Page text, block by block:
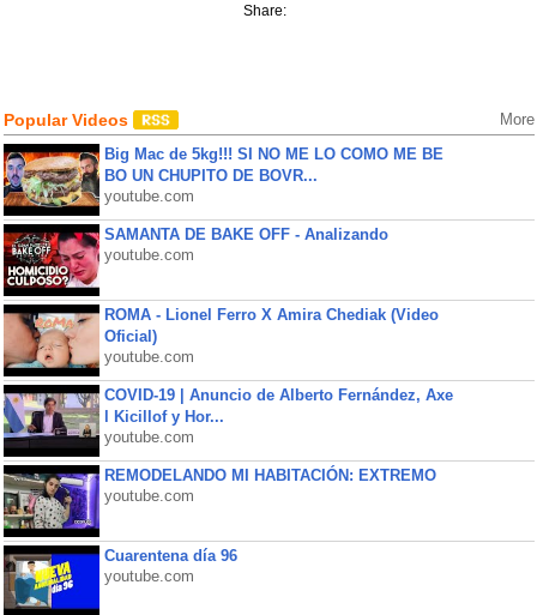
Share:
Popular Videos More
Big Mac de 5kg!!! SI NO ME LO COMO ME BE
BO UN CHUPITO DE BOVR...
youtube.com
SAMANTA DE BAKE OFF - Analizando
youtube.com
ROMA - Lionel Ferro X Amira Chediak (Video
Oficial)
youtube.com
COVID-19 | Anuncio de Alberto Fernández, Axe
l Kicillof y Hor...
youtube.com
REMODELANDO MI HABITACIÓN: EXTREMO
youtube.com
Cuarentena día 96
youtube.com